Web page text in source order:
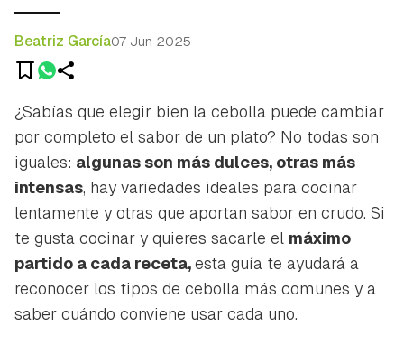
Beatriz García07 Jun 2025
¿Sabías que elegir bien la cebolla puede cambiar
por completo el sabor de un plato? No todas son
iguales: algunas son más dulces, otras más
intensas, hay variedades ideales para cocinar
lentamente y otras que aportan sabor en crudo. Si
te gusta cocinar y quieres sacarle el máximo
partido a cada receta,esta guía te ayudará a
reconocer los tipos de cebolla más comunes y a
saber cuándo conviene usar cada uno.